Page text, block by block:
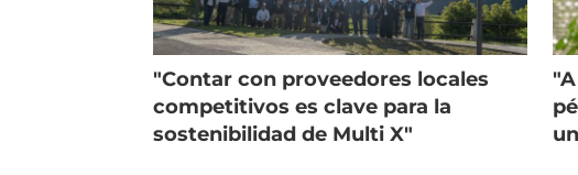
"Contar con proveedores locales
competitivos es clave para la
sostenibilidad de Multi X"